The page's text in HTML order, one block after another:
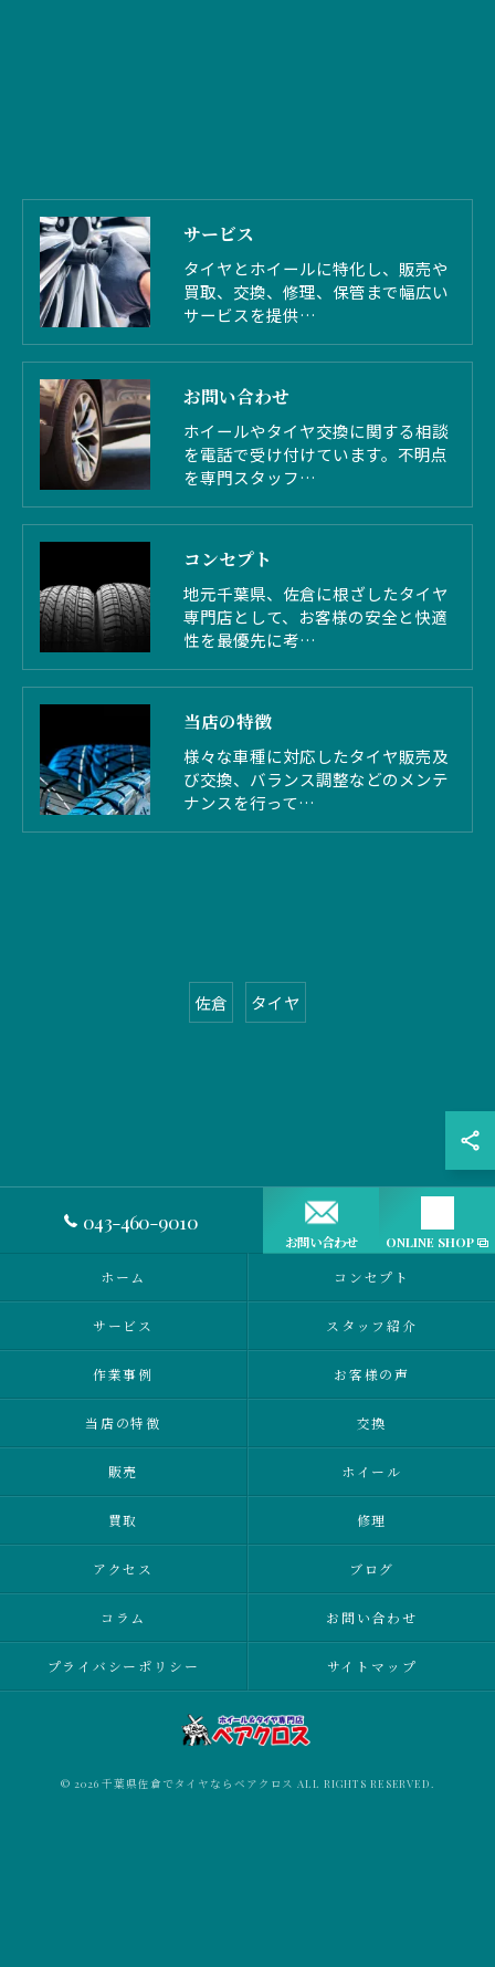
サービス
タイヤとホイールに特化し、販売や
買取、交換、修理、保管まで幅広い
サービスを提供…
お問い合わせ
ホイールやタイヤ交換に関する相談
を電話で受け付けています。不明点
を専門スタッフ…
コンセプト
地元千葉県、佐倉に根ざしたタイヤ
専門店として、お客様の安全と快適
性を最優先に考…
当店の特徴
様々な車種に対応したタイヤ販売及
び交換、バランス調整などのメンテ
ナンスを行って…
佐倉 タイヤ
043-460-9010
お問い合わせ ONLINE SHOP
ホーム コンセプト
サービス スタッフ紹介
作業事例 お客様の声
当店の特徴 交換
販売 ホイール
買取 修理
アクセス ブログ
コラム お問い合わせ
プライバシーポリシー サイトマップ
© 2026 千葉県佐倉でタイヤならベアクロス ALL RIGHTS RESERVED.